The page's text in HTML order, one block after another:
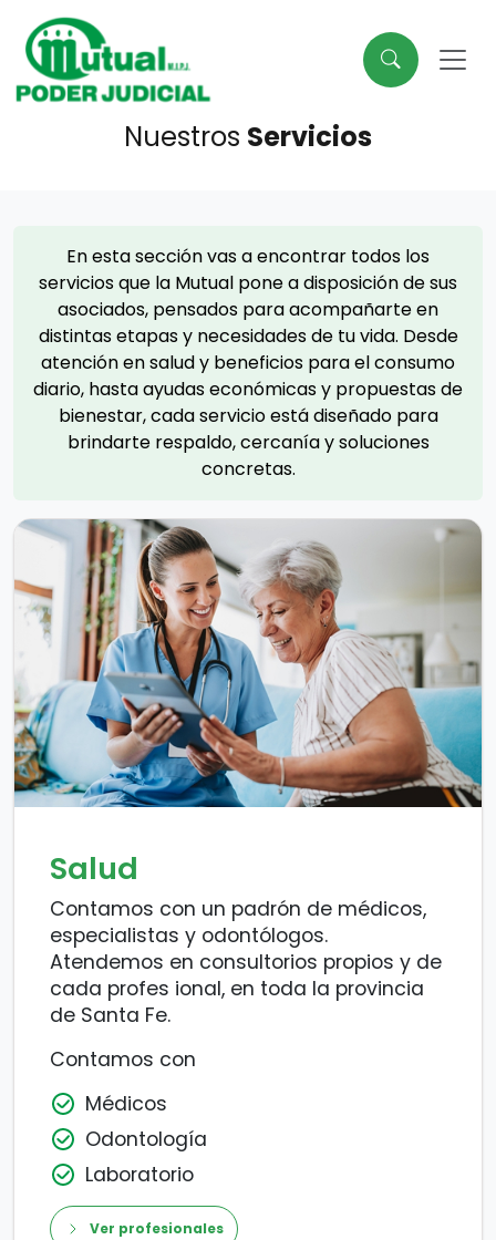
Nuestros Servicios
En esta sección vas a encontrar todos los
servicios que la Mutual pone a disposición de sus
asociados, pensados para acompañarte en
distintas etapas y necesidades de tu vida. Desde
atención en salud y beneficios para el consumo
diario, hasta ayudas económicas y propuestas de
bienestar, cada servicio está diseñado para
brindarte respaldo, cercanía y soluciones
concretas.
Salud
Contamos con un padrón de médicos,
especialistas y odontólogos.
Atendemos en consultorios propios y de
cada profes ional, en toda la provincia
de Santa Fe.
Contamos con
Médicos
Odontología
Laboratorio
Ver profesionales